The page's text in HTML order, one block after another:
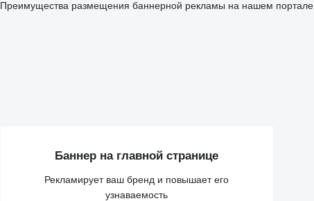
Преимущества размещения баннерной рекламы на нашем портале
Баннер на главной странице
Рекламирует ваш бренд и повышает его
узнаваемость